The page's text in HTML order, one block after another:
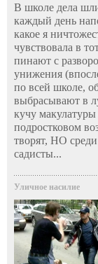
В школе дела
каждый день
какое я
чувствовала в
пинают с
унижения
по всей школе,
выбрасывают в
кучу макулатуры
подростковом
творят, НО
садисты...
Уличное насилие